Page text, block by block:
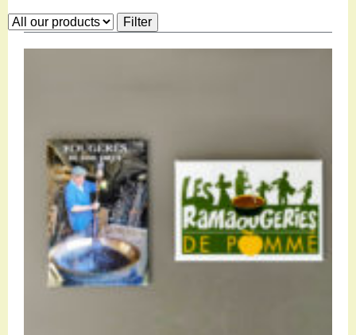
Restauration
Campervan areas
Mountain biking
Cycling Trails
Horse riding
Agenda
Practical
Contact us
Documents to download
Accessible tourism
Filter